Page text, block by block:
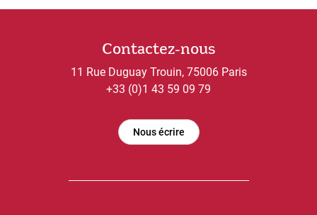
Contactez-nous
11 Rue Duguay Trouin, 75006 Paris
+33 (0)1 43 59 09 79
Nous écrire